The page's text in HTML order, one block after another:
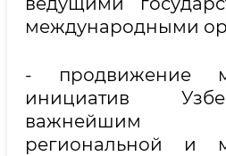
международными
- продвижение
инициатив
важнейшим
региональной и